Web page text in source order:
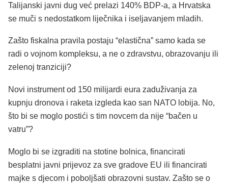
Talijanski javni dug već prelazi 140% BDP-a, a Hrvatska
se muči s nedostatkom liječnika i iseljavanjem mladih.
Zašto fiskalna pravila postaju “elastična” samo kada se
radi o vojnom kompleksu, a ne o zdravstvu, obrazovanju ili
zelenoj tranziciji?
Novi instrument od 150 milijardi eura zaduživanja za
kupnju dronova i raketa izgleda kao san NATO lobija. No,
što bi se moglo postići s tim novcem da nije “bačen u
vatru”?
Moglo bi se izgraditi na stotine bolnica, financirati
besplatni javni prijevoz za sve gradove EU ili financirati
majke s djecom i poboljšati obrazovni sustav. Zašto se o